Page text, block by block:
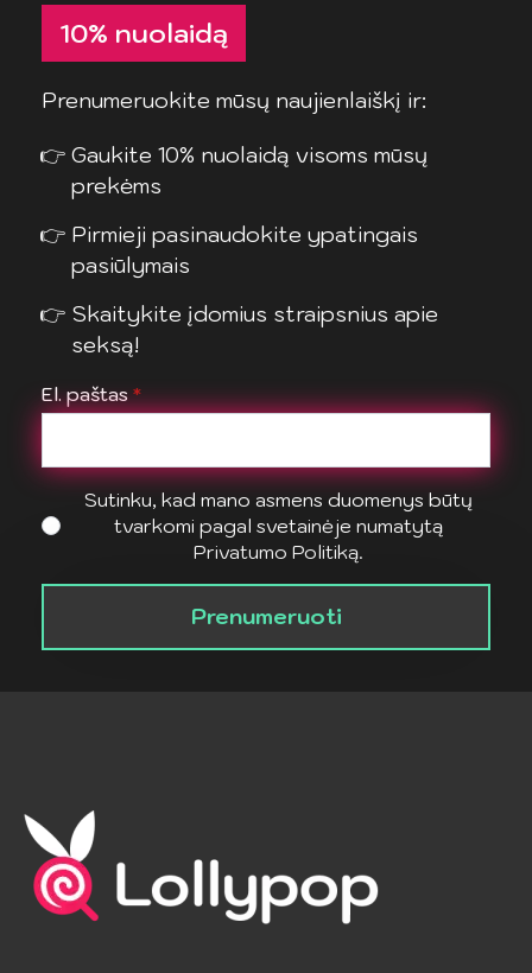
aktualiausias naujienas
Prenumeruokite mūsų naujienlaiškį ir:
Gaukite 10% nuolaidą visoms mūsų
prekėms
Pirmieji pasinaudokite ypatingais
pasiūlymais
Skaitykite įdomius straipsnius apie
seksą!
El. paštas *
Sutinku, kad mano asmens duomenys būtų
tvarkomi pagal svetainėje numatytą
Privatumo Politiką.
Prenumeruoti